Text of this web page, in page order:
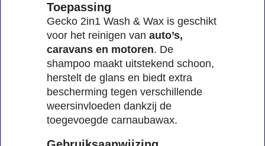
Toepassing
Gecko 2in1 Wash & Wax is geschikt
voor het reinigen van auto’s,
caravans en motoren. De
shampoo maakt uitstekend schoon,
herstelt de glans en biedt extra
bescherming tegen verschillende
weersinvloeden dankzij de
toegevoegde carnaubawax.